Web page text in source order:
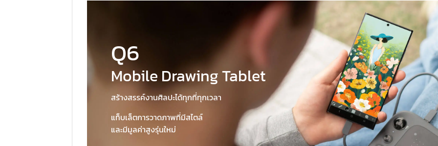
Q6
Mobile Drawing Tablet
สร้างสรรค์งานศิลปะได้ทุกที่ทุกเวลา
แท็บเล็ตการวาดภาพที่มีสไตล์
และมีมูลค่าสูงรุ่นใหม่